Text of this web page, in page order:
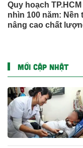
Quy hoạch
nhìn 100 năm: Nền
nâng cao chất
MỚI CẬP NHẬT